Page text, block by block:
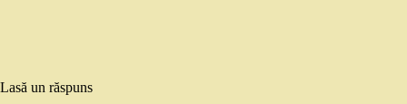
Lasă un răspuns